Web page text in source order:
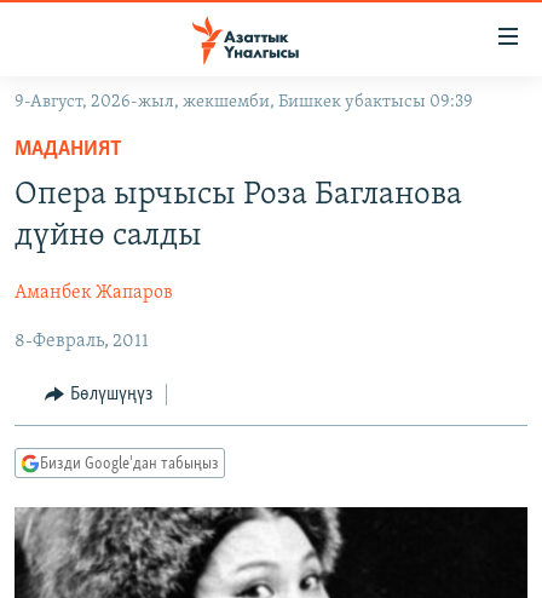
Навигацияга
өтүңүз
Издөөгө
салыңызКЫРГЫЗСТАН
ЭКОНОМИКА
МАДАНИЯТ
ДҮЙНӨ
БОРБОР АЗИЯ
УКРАИНА
АТАЙЫН ИЛИКТӨӨ
ТВ ПРОГРАММАЛАР
БҮГҮН АЗАТТЫКТА
БИЗ ЖАНА ДҮЙНӨ
ДАНИСТЕ
ЭЖЕ-СИҢДИЛЕР
ПОДКАСТ
ӨЗГӨЧӨ ПИКИР
ОНЛАЙН ШЕРИНЕ
9-Август, 2026-жыл, жекшемби, Бишкек убактысы 09:39
МАДАНИЯТ
Опера ырчысы Роза Багланова
дүйнө салды
Аманбек Жапаров
8-Февраль, 2011
Бөлүшүңүз
Бизди Google'дан табыңыз